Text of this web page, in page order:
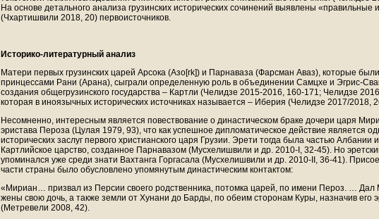
На основе детального анализа грузинских исторических сочинений выявлены
(Чхартишвили 2018, 20) первоисточников.
Историко-литературный анализ
Матери первых грузинских царей Арсока (Азо[rk]) и Парнаваза (Фарсман Аваз), которые
принцессами Рани (Арана), сыграли определенную роль в объединении Самцхе и Эгрис-
создания общегрузинского государства – Картли (Челидзе 2015-2016, 160-171; Челидзе
которая в иноязычных исторических источниках называется – Иберия (Челидзе 2017/2018,
Несомненно, интересным является повествование о династическом браке дочери царя
эристава Пероза (Цулая 1979, 93), что как успешное дипломатическое действие является
исторических заслуг первого христианского царя Грузии. Эрети тогда была частью Албании
Картлийское царство, созданное Парнавазом (Мусхелишвили и др. 2010-I, 32-45). Но
упоминался уже среди знати Вахтанга Горгасала (Мусхелишвили и др. 2010-II, 36-41).
части страны было обусловлено упомянутым династическим контактом:
«Мириан… призвал из Персии своего родственника, потомка царей, по имени Пероз. … Дал
жены свою дочь, а также земли от Хунани до Барды, по обеим сторонам Куры, назначив его
(Метревели 2008, 42).